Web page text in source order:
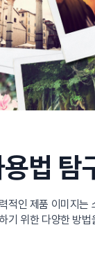
법 탐
인 제품 이미지는
기 위한 다양한 방